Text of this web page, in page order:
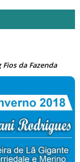
da Fazenda